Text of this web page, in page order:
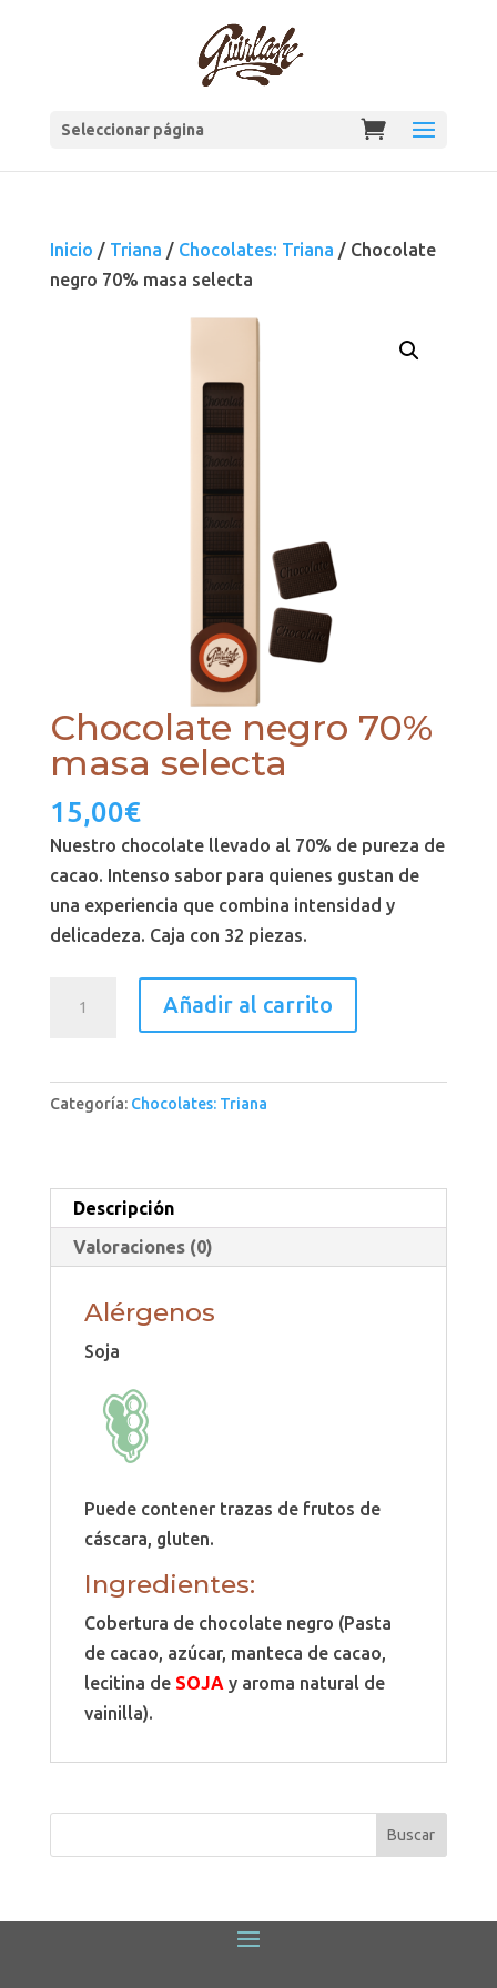
Seleccionar página
Inicio / Triana / Chocolates: Triana / Chocolate
negro 70% masa selecta
Chocolate negro 70%
masa selecta
15,00€
Nuestro chocolate llevado al 70% de pureza de
cacao. Intenso sabor para quienes gustan de
una experiencia que combina intensidad y
delicadeza. Caja con 32 piezas.
masa
selecta
Añadir al carrito
Categoría: Chocolates: Triana
Descripción
Valoraciones (0)
Alérgenos
Soja
Puede contener trazas de frutos de
cáscara, gluten.
Ingredientes:
Cobertura de chocolate negro (Pasta
de cacao, azúcar, manteca de cacao,
lecitina de SOJA y aroma natural de
vainilla).